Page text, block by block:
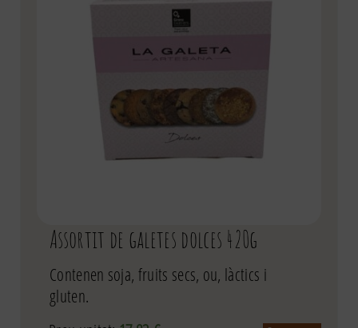
Assortit de galetes dolces 420g
Contenen soja, fruits secs, ou, làctics i
gluten.